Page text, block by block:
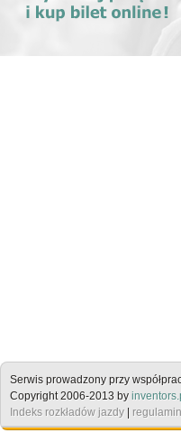
Serwis prowadzony przy
Copyright 2006-2013 by
Indeks rozkładów jazdy